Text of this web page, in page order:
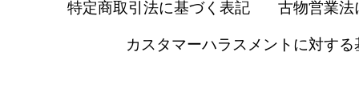
特定商取引法に基づく表記 古物営業法
カスタマーハラスメントに対する